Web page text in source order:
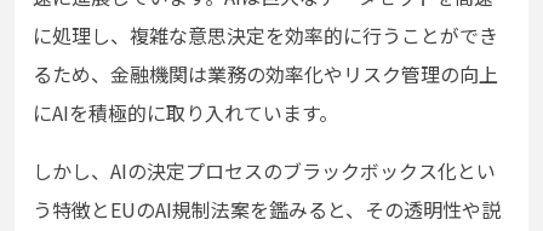
に処理し、複雑な意思決定を効率的に行うことができ
るため、金融機関は業務の効率化やリスク管理の向上
にAIを積極的に取り入れています。
しかし、AIの決定プロセスのブラックボックス化とい
う特徴とEUのAI規制法案を鑑みると、その透明性や説